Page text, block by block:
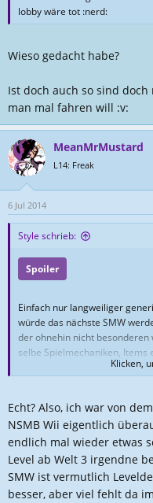
lobby wäre tot :nerd:
Wieso gedacht habe?
Ist doch auch so sind
man mal fahren will :v:
MeanMrMustard
L14: Freak
6 Jul 2014
Style schrieb:
Spoiler
Einfach nur langweiliger
würde das nächste SMW
der ohnehin nicht besonderen
selbe Spielmechaniken, Items
und einige Ahnlehnungen an
alles andere als kreativ. Ich
zum Vollpreis verkauft wurde.
6,5/10
Klicken,
Echt? Also, ich war von
NSMB Wii eigentlich
endlich mal wieder etwas
Level ab Welt 3 irgendne
SMW ist vermutlich
besser, aber viel fehlt da